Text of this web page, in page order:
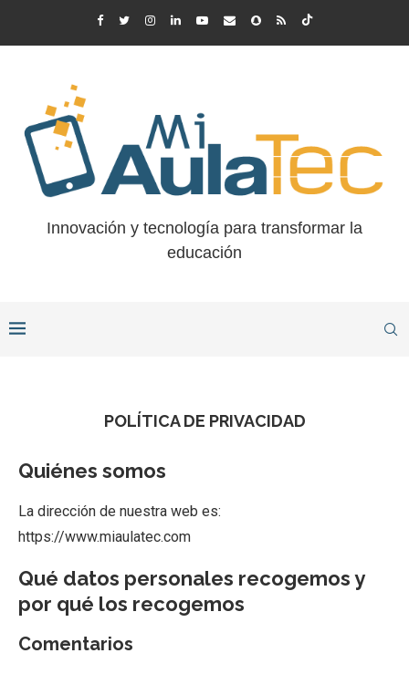
Innovación y tecnología para transformar la
educación
POLÍTICA DE PRIVACIDAD
Quiénes somos
La dirección de nuestra web es:
https://www.miaulatec.com
Qué datos personales recogemos y
por qué los recogemos
Comentarios